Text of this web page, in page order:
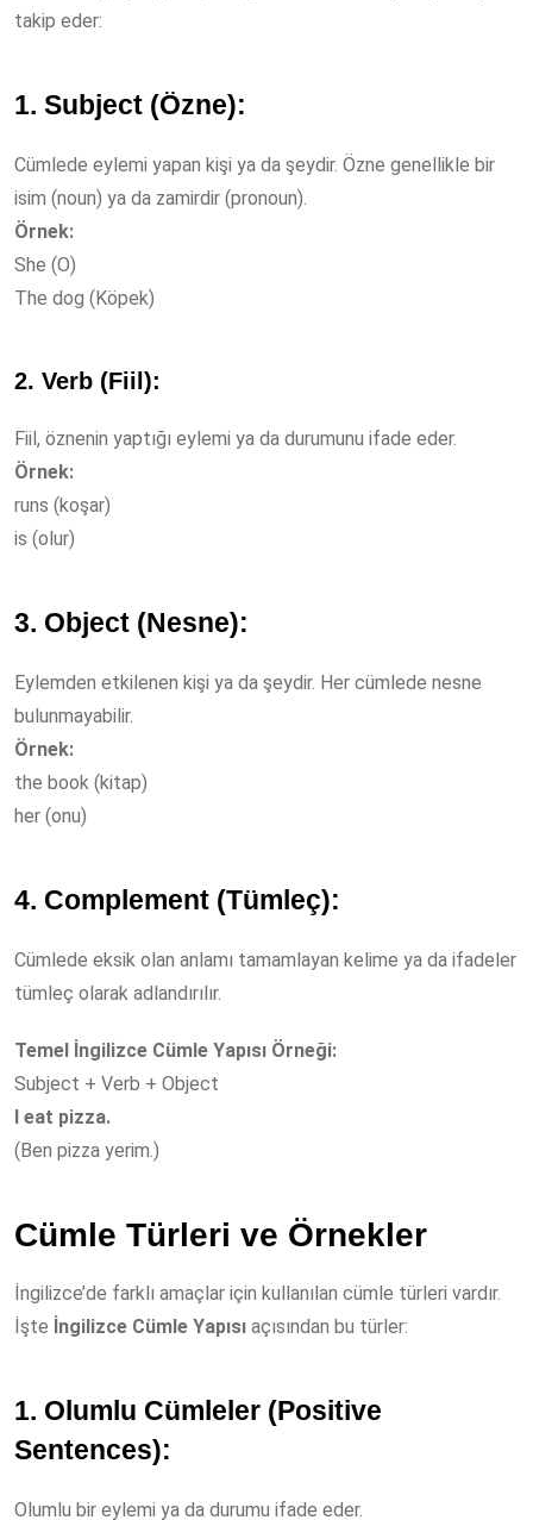
takip eder:
1. Subject (Özne):
Cümlede eylemi yapan kişi ya da şeydir. Özne genellikle bir
isim (noun) ya da zamirdir (pronoun).
Örnek:
She (O)
The dog (Köpek)
2. Verb (Fiil):
Fiil, öznenin yaptığı eylemi ya da durumunu ifade eder.
Örnek:
runs (koşar)
is (olur)
3. Object (Nesne):
Eylemden etkilenen kişi ya da şeydir. Her cümlede nesne
bulunmayabilir.
Örnek:
the book (kitap)
her (onu)
4. Complement (Tümleç):
Cümlede eksik olan anlamı tamamlayan kelime ya da ifadeler
tümleç olarak adlandırılır.
Temel İngilizce Cümle Yapısı Örneği:
Subject + Verb + Object
I eat pizza.
(Ben pizza yerim.)
Cümle Türleri ve Örnekler
İngilizce’de farklı amaçlar için kullanılan cümle türleri vardır.
İşte İngilizce Cümle Yapısı açısından bu türler:
1. Olumlu Cümleler (Positive
Sentences):
Olumlu bir eylemi ya da durumu ifade eder.